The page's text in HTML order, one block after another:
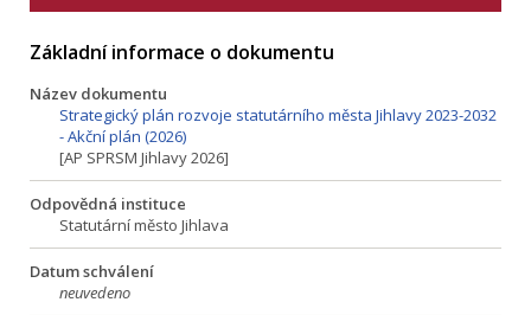
Základní informace o dokumentu
Název dokumentu
Strategický plán rozvoje statutárního města Jihlavy 2023-2032
- Akční plán (2026)
[AP SPRSM Jihlavy 2026]
Odpovědná instituce
Statutární město Jihlava
Datum schválení
neuvedeno